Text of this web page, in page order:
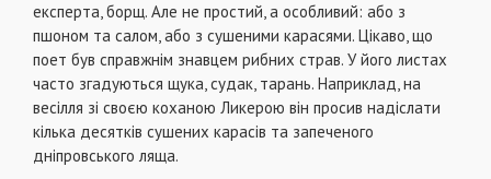
експерта, борщ. Але не простий, а особливий: або з
пшоном та салом, або з сушеними карасями. Цікаво, що
поет був справжнім знавцем рибних страв. У його листах
часто згадуються щука, судак, тарань. Наприклад, на
весілля зі своєю коханою Ликерою він просив надіслати
кілька десятків сушених карасів та запеченого
дніпровського ляща.